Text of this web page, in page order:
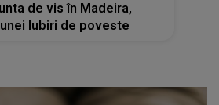
de vis în Madeira,
Iubiri de poveste